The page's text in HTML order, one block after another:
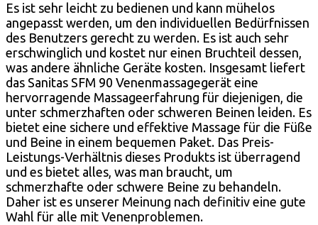
Es ist sehr leicht zu bedienen und kann mühelos
angepasst werden, um den individuellen Bedürfnissen
des Benutzers gerecht zu werden. Es ist auch sehr
erschwinglich und kostet nur einen Bruchteil dessen,
was andere ähnliche Geräte kosten. Insgesamt liefert
das Sanitas SFM 90 Venenmassagegerät eine
hervorragende Massageerfahrung für diejenigen, die
unter schmerzhaften oder schweren Beinen leiden. Es
bietet eine sichere und effektive Massage für die Füße
und Beine in einem bequemen Paket. Das Preis-
Leistungs-Verhältnis dieses Produkts ist überragend
und es bietet alles, was man braucht, um
schmerzhafte oder schwere Beine zu behandeln.
Daher ist es unserer Meinung nach definitiv eine gute
Wahl für alle mit Venenproblemen.